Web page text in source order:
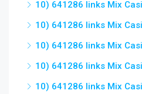
10) 641286 links Mix
10) 641286 links Mix
10) 641286 links Mix
10) 641286 links Mix
10) 641286 links Mix